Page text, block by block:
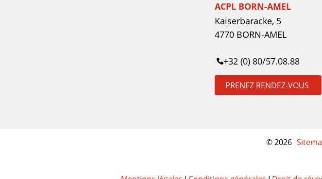
ACPL BORN-AMEL
Kaiserbaracke, 5
4770 BORN-AMEL
+32 (0) 80/57.08.88
PRENEZ RENDEZ-VOUS
© 2026